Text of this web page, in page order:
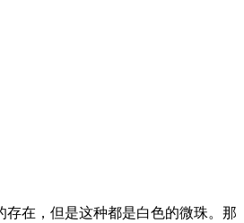
在，但是这种都是白色的微珠。那